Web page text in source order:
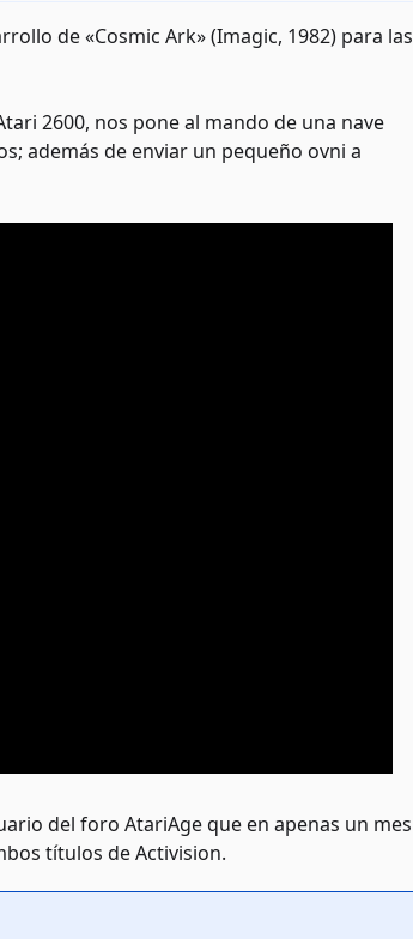
de «Cosmic Ark» (Imagic, 1982) para las
2600, nos pone al mando de una nave
además de enviar un pequeño ovni a
del foro AtariAge que en apenas un mes
títulos de Activision.